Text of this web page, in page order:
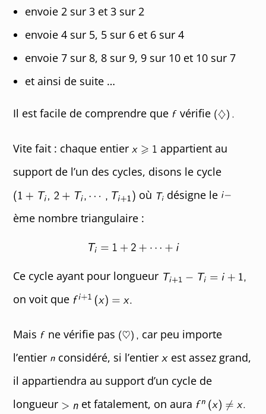
envoie 2 sur 3 et 3 sur 2
envoie 4 sur 5, 5 sur 6 et 6 sur 4
envoie 7 sur 8, 8 sur 9, 9 sur 10 et 10 sur 7
et ainsi de suite …
Il est facile de comprendre que vérifie
Vite fait : chaque entier
appartient au
support de l’un des cycles, disons le cycle
où
désigne le
ème nombre triangulaire :
Ce cycle ayant pour longueur
on voit que
Mais ne vérifie pas
car peu importe
l’entier
considéré, si l’entier
est assez grand,
il appartiendra au support d’un cycle de
longueur
et fatalement, on aura